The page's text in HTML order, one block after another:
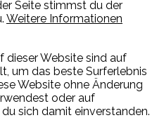
Seite stimmst du der
Weitere Informationen
dieser Website sind auf
um das beste Surferlebnis
Website ohne Änderung
oder auf
sich damit einverstanden.